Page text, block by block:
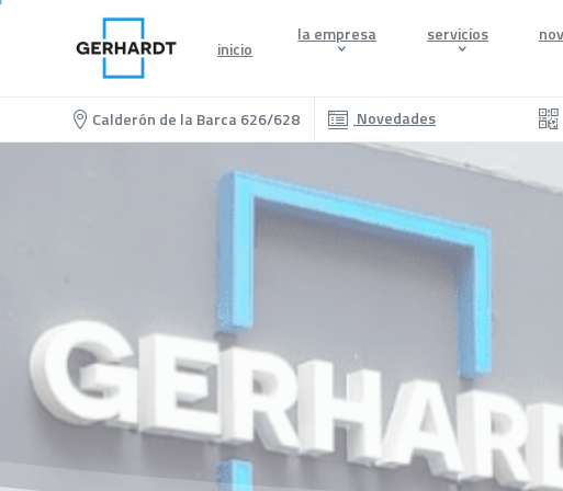
inicio
la empresa servicios
Calderón de la Barca 626/628 Novedades